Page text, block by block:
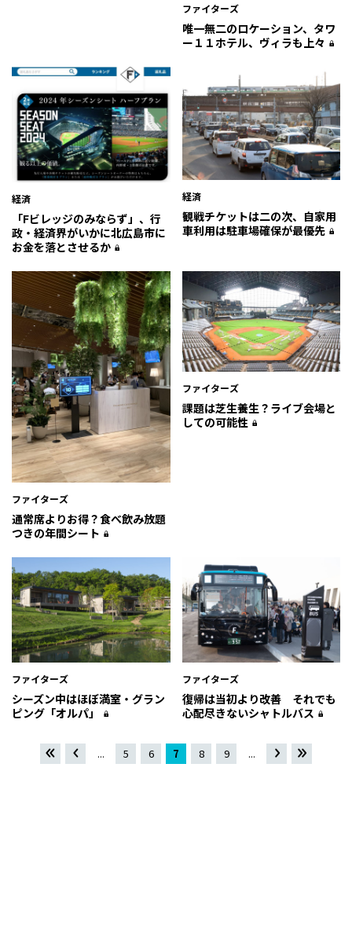
ファイターズ
唯一無二のロケーション、タワ
ー１１ホテル、ヴィラも上々
経済
「Fビレッジのみならず」、行
政・経済界がいかに北広島市に
お金を落とさせるか
経済
観戦チケットは二の次、自家用
車利用は駐車場確保が最優先
ファイターズ
通常席よりお得？食べ飲み放題
つきの年間シート
ファイターズ
課題は芝生養生？ライブ会場と
しての可能性
ファイターズ
シーズン中はほぼ満室・グラン
ピング「オルパ」
ファイターズ
復帰は当初より改善 それでも
心配尽きないシャトルバス
«« ... 5 6 7 8 9 ... »